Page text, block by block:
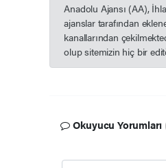
Anadolu Ajansı (AA),
ajanslar tarafından
kanallarından
olup sitemizin hiç bir
Okuyucu Yorumları